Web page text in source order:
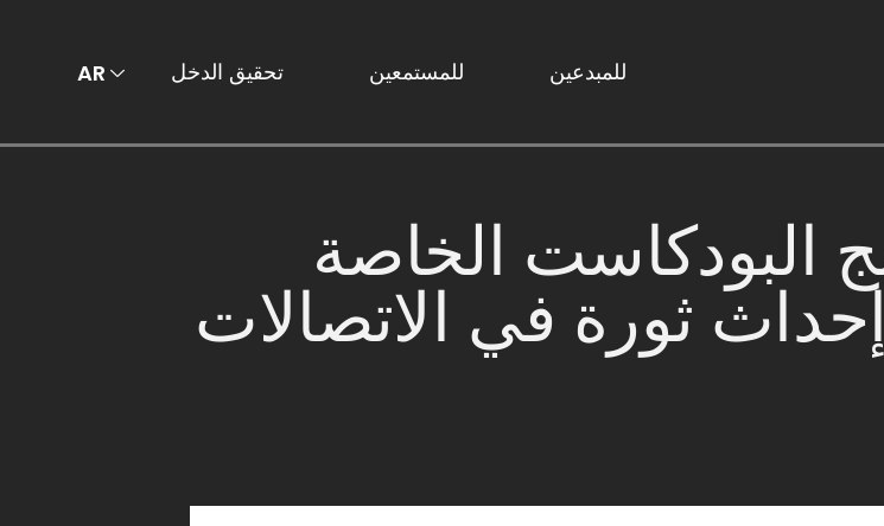
تحقيق الدخل للمستمعين للمبدعين AREN
البودكاست الخاصة
ثورة في الاتصالات